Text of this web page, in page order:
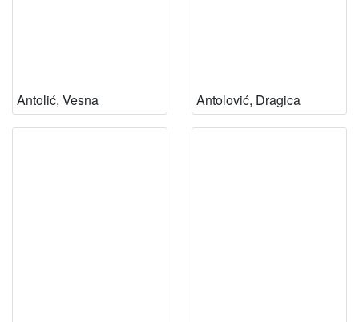
Antolić, Vesna Antolović, Dragica